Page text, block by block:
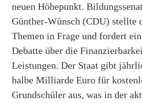
neuen Höhepunkt.
Günther-Wünsch (CDU) stellte
Themen in Frage und fordert
Debatte über die
Leistungen. Der Staat gibt
halbe Milliarde Euro für
Grundschüler aus, was in der